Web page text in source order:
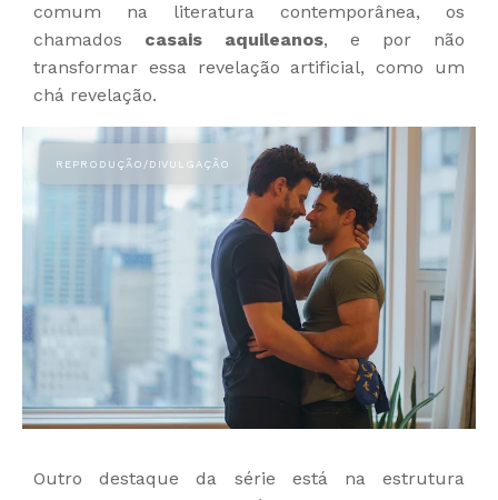
comum na literatura contemporânea, os
chamados casais aquileanos, e por não
transformar essa revelação artificial, como um
chá revelação.
Outro destaque da série está na estrutura